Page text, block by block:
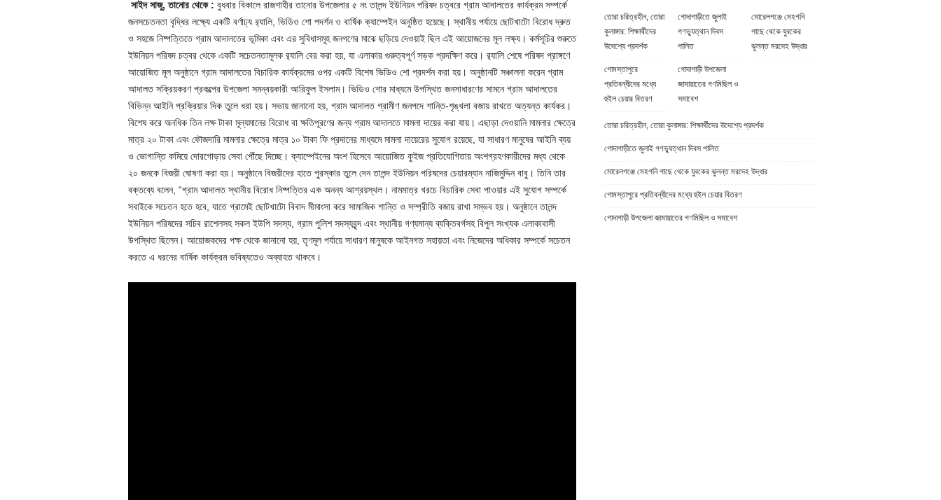
​সাইদ সাজু, তানোর থেকে : ​বুধবার বিকালে রাজশাহীর তানোর উপজেলার ৫ নং তালন্দ ইউনিয়ন পরিষদ চত্বরে গ্রাম আদালতের কার্যক্রম সম্পর্কে
জনসচেতনতা বৃদ্ধির লক্ষ্যে একটি বর্ণাঢ্য র্যালি, ভিডিও শো পদর্শন ও বার্ষিক ক্যাম্পেইন অনুষ্ঠিত হয়েছে। স্থানীয় পর্যায়ে ছোটখাটো বিরোধ দ্রুত
ও সহজে নিষ্পত্তিতে গ্রাম আদালতের ভূমিকা এবং এর সুবিধাসমূহ জনগণের মাঝে ছড়িয়ে দেওয়াই ছিল এই আয়োজনের মূল লক্ষ্য। ​কর্মসূচির শুরুতে
ইউনিয়ন পরিষদ চত্বর থেকে একটি সচেতনতামূলক র্যালি বের করা হয়, যা এলাকার গুরুত্বপূর্ণ সড়ক প্রদক্ষিণ করে। র্যালি শেষে পরিষদ প্রাঙ্গণে
আয়োজিত মূল অনুষ্ঠানে গ্রাম আদালতের বিচারিক কার্যক্রমের ওপর একটি বিশেষ ভিডিও শো প্রদর্শন করা হয়। অনুষ্ঠানটি সঞ্চালনা করেন গ্রাম
আদালত সক্রিয়করণ প্রকল্পের উপজেলা সমন্বয়কারী আরিফুল ইসলাম। ​ভিডিও শোর মাধ্যমে উপস্থিত জনসাধারণের সামনে গ্রাম আদালতের
বিভিন্ন আইনি প্রক্রিয়ার দিক তুলে ধরা হয়। সভায় জানানো হয়, গ্রাম আদালত গ্রামীণ জনপদে শান্তি-শৃঙ্খলা বজায় রাখতে অত্যন্ত কার্যকর।
বিশেষ করে অনধিক তিন লক্ষ টাকা মূল্যমানের বিরোধ বা ক্ষতিপূরণের জন্য গ্রাম আদালতে মামলা দায়ের করা যায়। এছাড়া দেওয়ানি মামলার ক্ষেত্রে
মাত্র ২০ টাকা এবং ফৌজদারি মামলার ক্ষেত্রে মাত্র ১০ টাকা ফি প্রদানের মাধ্যমে মামলা দায়েরের সুযোগ রয়েছে, যা সাধারণ মানুষের আইনি ব্যয়
ও ভোগান্তি কমিয়ে দোরগোড়ায় সেবা পৌঁছে দিচ্ছে। ​ক্যাম্পেইনের অংশ হিসেবে আয়োজিত কুইজ প্রতিযোগিতায় অংশগ্রহণকারীদের মধ্য থেকে
২০ জনকে বিজয়ী ঘোষণা করা হয়। অনুষ্ঠানে বিজয়ীদের হাতে পুরস্কার তুলে দেন তালন্দ ইউনিয়ন পরিষদের চেয়ারম্যান নাজিমুদ্দিন বাবু। তিনি তার
বক্তব্যে বলেন, “গ্রাম আদালত স্থানীয় বিরোধ নিষ্পত্তির এক অনন্য আশ্রয়স্থল। নামমাত্র খরচে বিচারিক সেবা পাওয়ার এই সুযোগ সম্পর্কে
সবাইকে সচেতন হতে হবে, যাতে গ্রামেই ছোটখাটো বিবাদ মীমাংসা করে সামাজিক শান্তি ও সম্প্রীতি বজায় রাখা সম্ভব হয়। ​অনুষ্ঠানে তালন্দ
ইউনিয়ন পরিষদের সচিব রাশেলসহ সকল ইউপি সদস্য, গ্রাম পুলিশ সদস্যবৃন্দ এবং স্থানীয় গণ্যমান্য ব্যক্তিবর্গসহ বিপুল সংখ্যক এলাকাবাসী
উপস্থিত ছিলেন। আয়োজকদের পক্ষ থেকে জানানো হয়, তৃণমূল পর্যায়ে সাধারণ মানুষকে আইনগত সহায়তা এবং নিজেদের অধিকার সম্পর্কে সচেতন
করতে এ ধরনের বার্ষিক কার্যক্রম ভবিষ্যতেও অব্যাহত থাকবে।
তোরা চরিত্রহীন, তোরা
কুলাঙ্গার: শিক্ষার্থীদের
উদেশ্যে প্রদর্শক
গোদাগাড়ীতে জুলাই
গণভ্যুত্থান দিবস
পালিত
মোরেলগঞ্জে মেহগনি
গাছে থেকে যুবকের
ঝুলন্ত মরদেহ উদ্ধার
গোমস্তাপুরে
প্রতিবন্ধীদের মধ্যে
হুইল চেয়ার বিতরণ
গোদাগাড়ী উপজেলা
জামায়াতের গণমিছিল ও
সমাবেশ
তোরা চরিত্রহীন, তোরা কুলাঙ্গার: শিক্ষার্থীদের উদেশ্যে প্রদর্শক
গোদাগাড়ীতে জুলাই গণভ্যুত্থান দিবস পালিত
মোরেলগঞ্জে মেহগনি গাছে থেকে যুবকের ঝুলন্ত মরদেহ উদ্ধার
গোমস্তাপুরে প্রতিবন্ধীদের মধ্যে হুইল চেয়ার বিতরণ
গোদাগাড়ী উপজেলা জামায়াতের গণমিছিল ও সমাবেশ